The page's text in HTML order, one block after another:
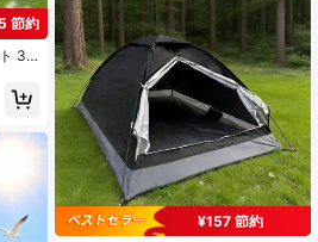
節約
3m
大
ベ
グ
¥157 節約